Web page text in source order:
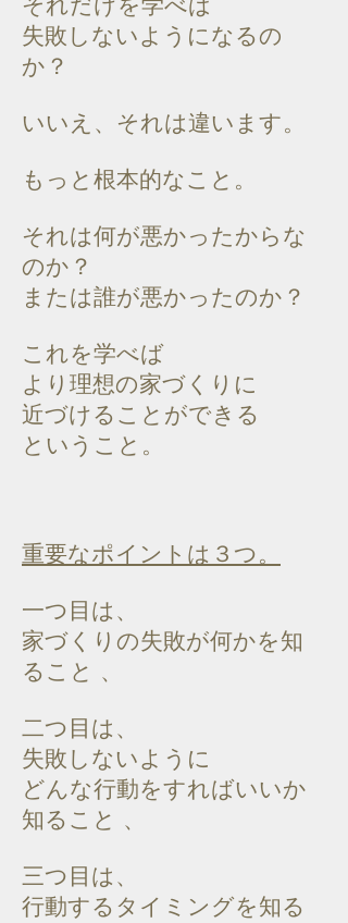
失敗しないようになるの
か？
いいえ、それは違います。
もっと根本的なこと。
それは何が悪かったからな
のか？
または誰が悪かったのか？
これを学べば
より理想の家づくりに
近づけることができる
ということ。
重要なポイントは３つ。
一つ目は、
家づくりの失敗が何かを知
ること 、
二つ目は、
失敗しないように
どんな行動をすればいいか
知ること 、
三つ目は、
行動するタイミングを知る